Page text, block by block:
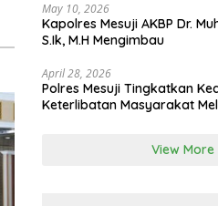
May 10, 2026
Kapolres Mesuji AKBP Dr.
S.Ik, M.H Mengimbau
April 28, 2026
Polres Mesuji Tingkatkan
Keterlibatan Masyarakat
View More